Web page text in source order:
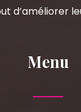
d’améliorer
Menu